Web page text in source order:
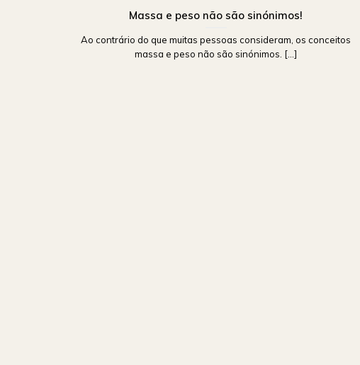
Massa e peso não são sinónimos!
Ao contrário do que muitas pessoas consideram, os conceitos
massa e peso não são sinónimos. [...]